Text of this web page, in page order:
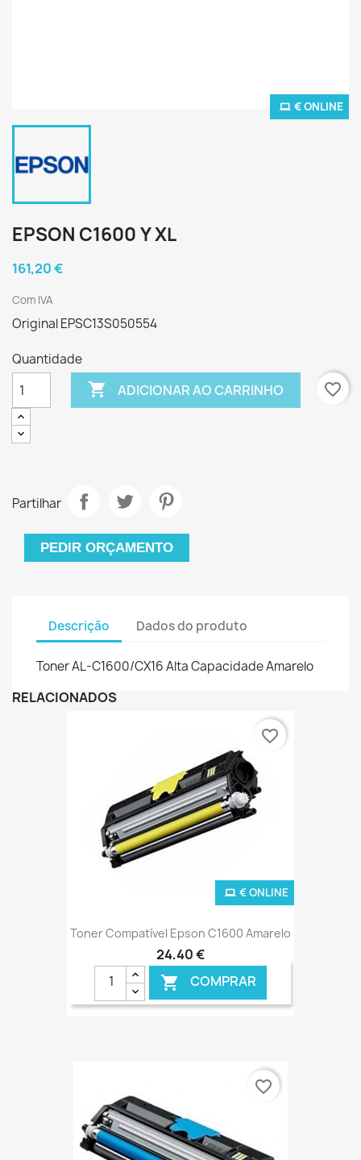
€ ONLINE
EPSON C1600 Y XL
161,20 €
Com IVA
Original EPSC13S050554
Quantidade
 ADICIONAR AO CARRINHO favorite_border
Partilhar
PEDIR ORÇAMENTO
Descrição Dados do produto
Toner AL-C1600/CX16 Alta Capacidade Amarelo
RELACIONADOS
Toner Compatível Epson C1600 Amarelo
24,40 €
 COMPRAR
€ ONLINE
favorite_border
favorite_border